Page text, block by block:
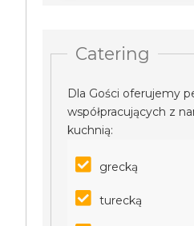
Catering
Dla Gości oferujemy
współpracujących z
kuchnią:
grecką
turecką